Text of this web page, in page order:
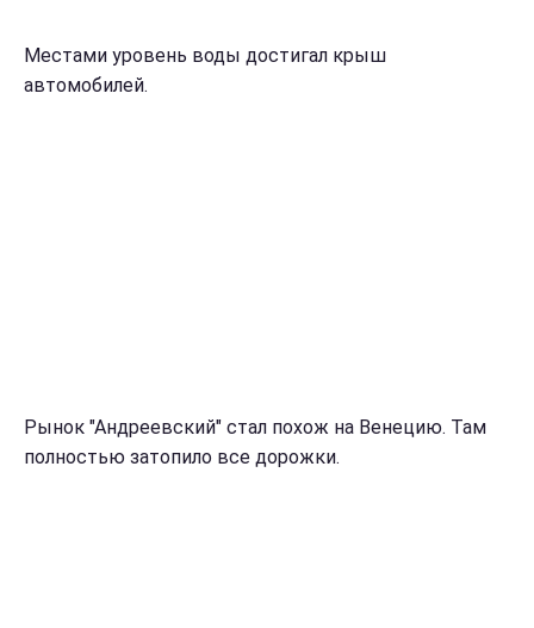
Местами уровень воды достигал крыш
автомобилей.
Рынок "Андреевский" стал похож на Венецию. Там
полностью затопило все дорожки.